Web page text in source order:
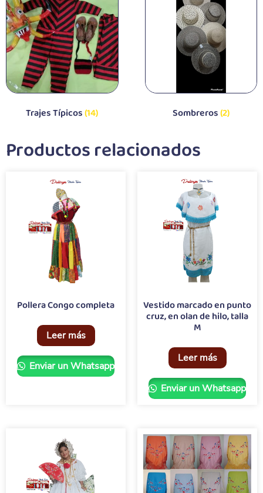
Trajes Típicos(14) Sombreros(2)
Productos relacionados
Pollera Congo completa
Leer más
Enviar un Whatsapp
Vestido marcado en punto
cruz, en olan de hilo, talla
M
Leer más
Enviar un Whatsapp